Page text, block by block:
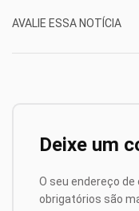
AVALIE ESSA NOTÍCIA
Deixe um
O seu endereço de
obrigatórios são